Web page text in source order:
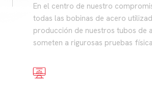
En el centro de nuestro
todas las bobinas de acero
producción de nuestros tubos de
someten a rigurosas pruebas